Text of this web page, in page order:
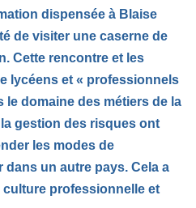
dispensée à Blaise
de visiter une caserne de
Cette rencontre et les
lycéens et « professionnels
domaine des métiers de la
gestion des risques ont
les modes de
un autre pays. Cela a
professionnelle et